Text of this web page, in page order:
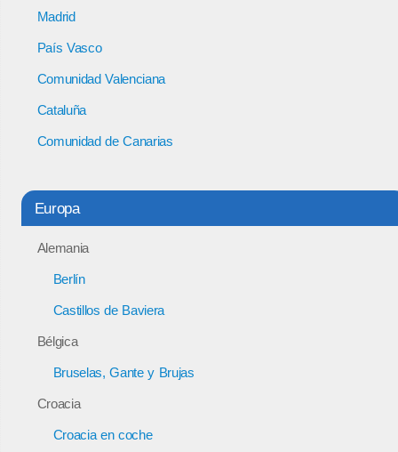
Madrid
País Vasco
Comunidad Valenciana
Cataluña
Comunidad de Canarias
Europa
Alemania
Berlín
Castillos de Baviera
Bélgica
Bruselas, Gante y Brujas
Croacia
Croacia en coche